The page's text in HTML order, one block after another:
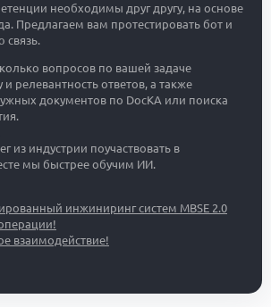
необходимы друг другу, на основе
Предлагаем вам протестировать бот и
связь.
вопросов по вашей задаче
релевантность ответов, а также
документов по DocKA или поиска
из индустрии поучаствовать в
мы быстрее обучим ИИ.
инжиниринг систем MBSE 2.0
взаимодействие!